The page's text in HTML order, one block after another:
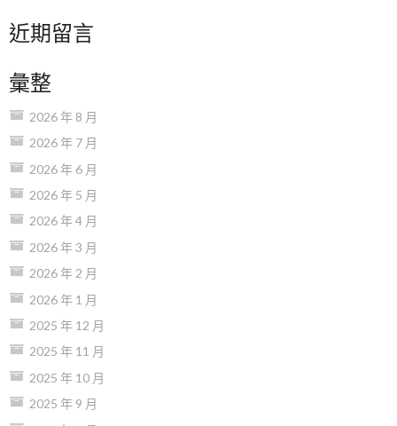
近期留言
彙整
2026 年 8 月
2026 年 7 月
2026 年 6 月
2026 年 5 月
2026 年 4 月
2026 年 3 月
2026 年 2 月
2026 年 1 月
2025 年 12 月
2025 年 11 月
2025 年 10 月
2025 年 9 月